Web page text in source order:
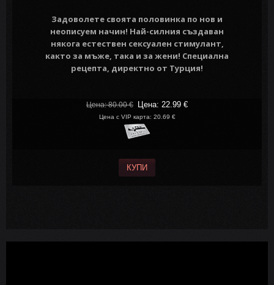
Задоволете своята половинка по нов и
неописуем начин! Най-силния създаван
някога естествен сексуален стимулант,
както за мъже, така и за жени! Специална
рецепта, директно от Турция!
Цена: 80.00€ Цена: 22.99 €
Цена с VIP карта: 20.69 €
КУПИ